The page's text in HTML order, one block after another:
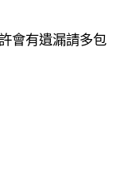
會有遺漏請多包